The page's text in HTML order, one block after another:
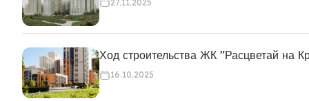
27.11.2025
Ход строительства ЖК "Расцветай на
16.10.2025